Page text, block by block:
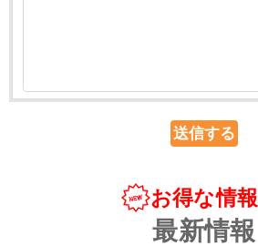
お得な情報
最新情報